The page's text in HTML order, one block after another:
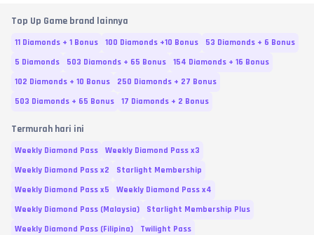
Top Up Game brand lainnya
11 Diamonds + 1 Bonus 100 Diamonds +10 Bonus
53 Diamonds + 6 Bonus
5 Diamonds
503 Diamonds + 65 Bonus
154 Diamonds + 16 Bonus
102 Diamonds + 10 Bonus
250 Diamonds + 27 Bonus
503 Diamonds + 65 Bonus
17 Diamonds + 2 Bonus
Termurah hari ini
Weekly Diamond Pass
Weekly Diamond Pass x3
Weekly Diamond Pass x2
Starlight Membership
Weekly Diamond Pass x5
Weekly Diamond Pass x4
Weekly Diamond Pass (Malaysia)
Starlight Membership Plus
Weekly Diamond Pass (Filipina)
Twilight Pass